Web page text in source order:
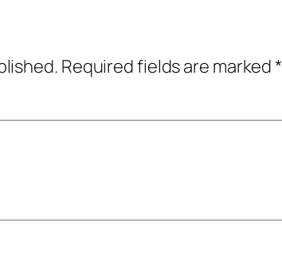
Required fields are marked*